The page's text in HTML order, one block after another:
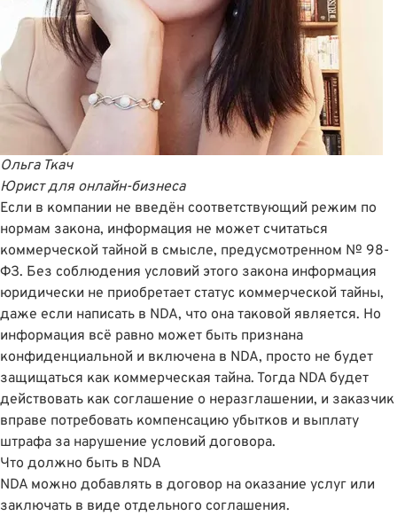
Ольга Ткач
Юрист для онлайн-бизнеса
Если в компании не введён соответствующий режим по
нормам закона, информация не может считаться
коммерческой тайной в смысле, предусмотренном № 98-
ФЗ. Без соблюдения условий этого закона информация
юридически не приобретает статус коммерческой тайны,
даже если написать в NDA, что она таковой является. Но
информация всё равно может быть признана
конфиденциальной и включена в NDA, просто не будет
защищаться как коммерческая тайна. Тогда NDA будет
действовать как соглашение о неразглашении, и заказчик
вправе потребовать компенсацию убытков и выплату
штрафа за нарушение условий договора.
Что должно быть в NDA
NDA можно добавлять в договор на оказание услуг или
заключать в виде отдельного соглашения.